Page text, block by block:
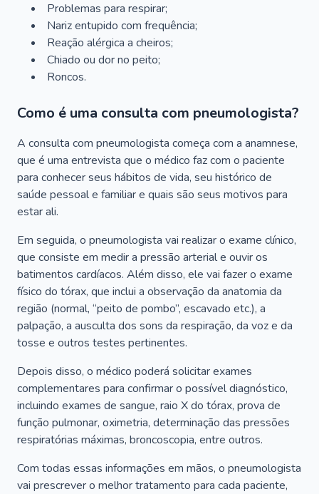
Problemas para respirar;
Nariz entupido com frequência;
Reação alérgica a cheiros;
Chiado ou dor no peito;
Roncos.
Como é uma consulta com pneumologista?
A consulta com pneumologista começa com a anamnese,
que é uma entrevista que o médico faz com o paciente
para conhecer seus hábitos de vida, seu histórico de
saúde pessoal e familiar e quais são seus motivos para
estar ali.
Em seguida, o pneumologista vai realizar o exame clínico,
que consiste em medir a pressão arterial e ouvir os
batimentos cardíacos. Além disso, ele vai fazer o exame
físico do tórax, que inclui a observação da anatomia da
região (normal, “peito de pombo”, escavado etc.), a
palpação, a ausculta dos sons da respiração, da voz e da
tosse e outros testes pertinentes.
Depois disso, o médico poderá solicitar exames
complementares para confirmar o possível diagnóstico,
incluindo exames de sangue, raio X do tórax, prova de
função pulmonar, oximetria, determinação das pressões
respiratórias máximas, broncoscopia, entre outros.
Com todas essas informações em mãos, o pneumologista
vai prescrever o melhor tratamento para cada paciente,